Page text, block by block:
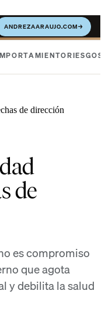
ANDREZAARAUJO.COM→
RIESGOS
de dirección
de
es compromiso
que agota
y debilita la salud